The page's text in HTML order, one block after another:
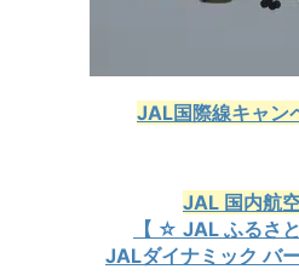
JAL国際線キャン
JAL 国内航
【 ☆ JAL ふるさ
JALダイナミック バ